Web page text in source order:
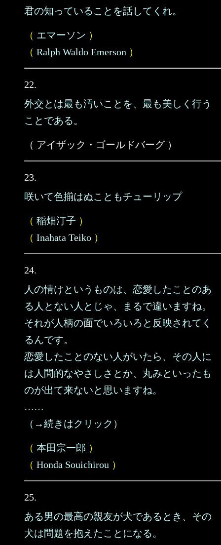
君の知っていることを話してくれ。
（ エマーソン ）
（ Ralph Waldo Emerson ）
22.
外交とは最も汚いことを、最も美しく行う
ことである。
（ アイザック・ゴールドバーグ ）
23.
咲いて色揃はぬこともチューリップ
（ 稲畑汀子 ）
（ Inahata Teiko ）
24.
人の情けというものは、恋愛したことのあ
る人とない人とじゃ、まるで違いますね。
それが人柄の面でいろいろと反映されてく
るんです。
恋愛したことのない人がいたら、その人に
は人間的なやさしさとか、丸みといったも
のが出て来ないと思いますね。
……
（→続きはクリック）
（ 本田宗一郎 ）
（ Honda Souichirou ）
25.
ある男の最高の親友が犬であるとき、その
犬は問題を抱えたことになる。